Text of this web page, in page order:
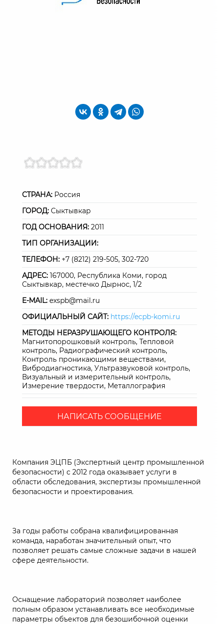
СТРАНА: Россия
ГОРОД: Сыктывкар
ГОД ОСНОВАНИЯ: 2011
ТИП ОРГАНИЗАЦИИ:
ТЕЛЕФОН: +7 (8212) 219-505, 302-720
АДРЕС: 167000, Республика Коми, город
Сыктывкар, местечко Дырнос, 1/2
E-MAIL: exspb@mail.ru
ОФИЦИАЛЬНЫЙ САЙТ: https://ecpb-komi.ru
МЕТОДЫ НЕРАЗРУШАЮЩЕГО КОНТРОЛЯ:
Магнитопорошковый контроль, Тепловой
контроль, Радиографический контроль,
Контроль проникающими веществами,
Вибродиагностика, Ультразвуковой контроль,
Визуальный и измерительный контроль,
Измерение твердости, Металлография
НАПИСАТЬ СООБЩЕНИЕ
Компания ЭЦПБ (Экспертный центр промышленной
безопасности) с 2012 года оказывает услуги в
области обследования, экспертизы промышленной
безопасности и проектирования.
За годы работы собрана квалифицированная
команда, наработан значительный опыт, что
позволяет решать самые сложные задачи в нашей
сфере деятельности.
Оснащение лабораторий позволяет наиболее
полным образом устанавливать все необходимые
параметры объектов для безошибочной оценки